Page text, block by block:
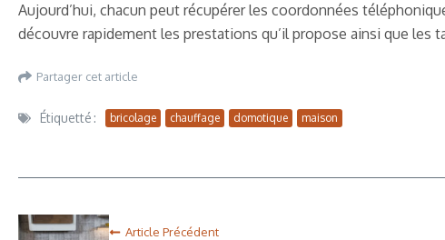
Aujourd’hui, chacun peut récupérer les coordonnées
découvre rapidement les prestations qu’il propose ainsi que
Partager cet article
Étiquetté : bricolage chauffage domotique maison
Article Précédent